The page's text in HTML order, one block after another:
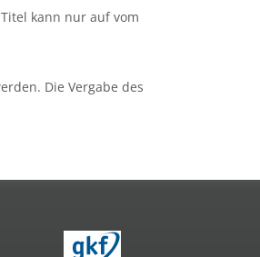
kann nur auf vom
Die Vergabe des